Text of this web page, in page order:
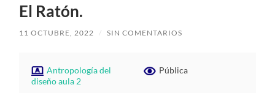
El Ratón.
11 OCTUBRE, 2022 / SIN COMENTARIOS
Antropología del
diseño aula 2
Pública